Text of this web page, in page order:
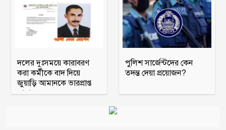
দলের দুঃসময়ে কারাবরণ
করা কর্মীকে বাদ দিয়ে
জুয়াড়ি আমানকে ভারপ্রাপ্ত
আহ্বায়ক
পুলিশ সার্জেন্টদের কেন
তদন্ত দেয়া প্রয়োজন?